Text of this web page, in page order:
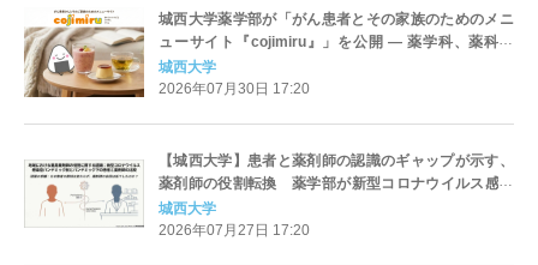
城西大学薬学部が「がん患者とその家族のためのメニ
ューサイト『cojimiru』」を公開 ― 薬学科、薬科学
科、医療栄養学科の3学科が連携してレシピを考案
城西大学
2026年07月30日 17:20
【城西大学】患者と薬剤師の認識のギャップが示す、
薬剤師の役割転換 薬学部が新型コロナウイルス感染
症（COVID-19）パンデミック前後における薬剤師の役
割に対する、患者と薬剤師自身の認識の変化を調査
城西大学
2026年07月27日 17:20